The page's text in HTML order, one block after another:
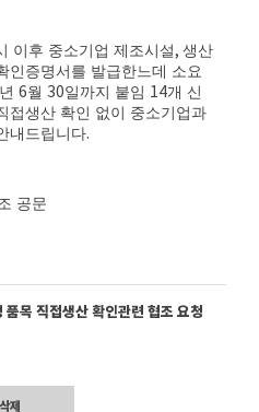
이후 중소기업 제조시설, 생산
인증명서를 발급한느데 소요
년 6월 30일까지 붙임 14개 신
접생산 확인 없이 중소기업과
내드립니다.
공문
목 직접생산 확인관련 협조 요청
삭제